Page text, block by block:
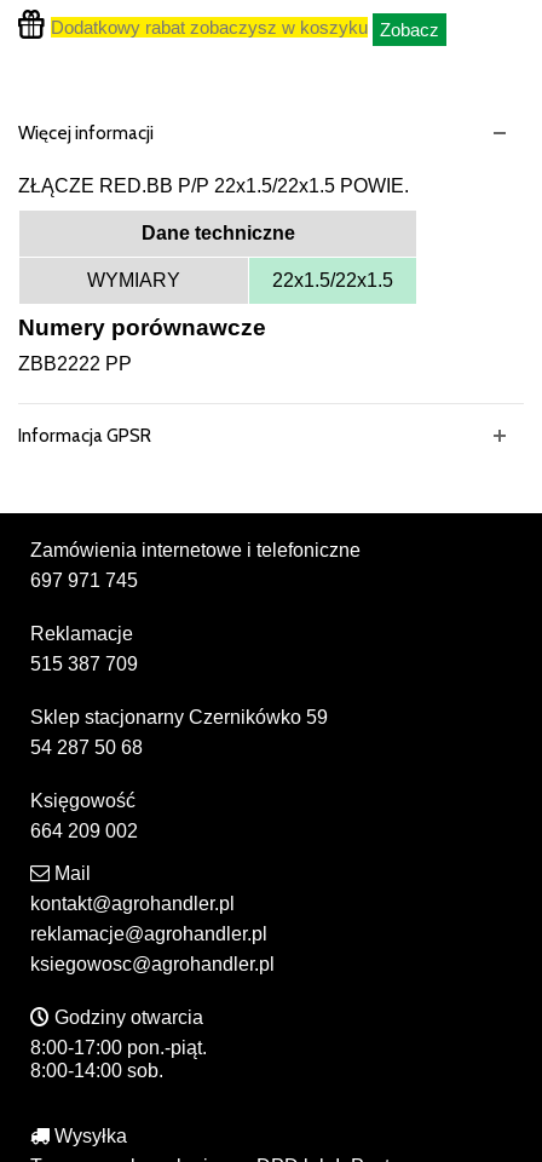
Dodatkowy rabat zobaczysz w koszyku Zobacz
Więcej informacji
ZŁĄCZE RED.BB P/P 22x1.5/22x1.5 POWIE.
Dane techniczne
WYMIARY 22x1.5/22x1.5
Numery porównawcze
ZBB2222 PP
Informacja GPSR
Zamówienia internetowe i telefoniczne
697 971 745
Reklamacje
515 387 709
Sklep stacjonarny Czernikówko 59
54 287 50 68
Księgowość
664 209 002
Mail
kontakt@agrohandler.pl
reklamacje@agrohandler.pl
ksiegowosc@agrohandler.pl
Godziny otwarcia
8:00-17:00 pon.-piąt.
8:00-14:00 sob.
Wysyłka